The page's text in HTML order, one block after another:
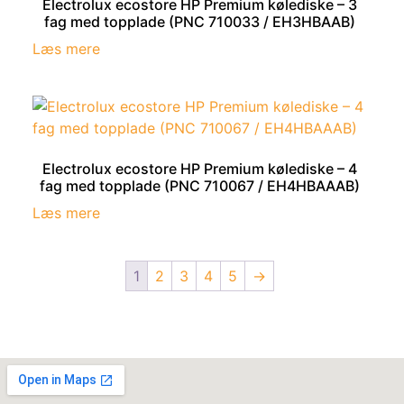
Electrolux ecostore HP Premium kølediske – 3
fag med topplade (PNC 710033 / EH3HBAAB)
Læs mere
Electrolux ecostore HP Premium kølediske – 4
fag med topplade (PNC 710067 / EH4HBAAAB)
Læs mere
1 2 3 4 5 →